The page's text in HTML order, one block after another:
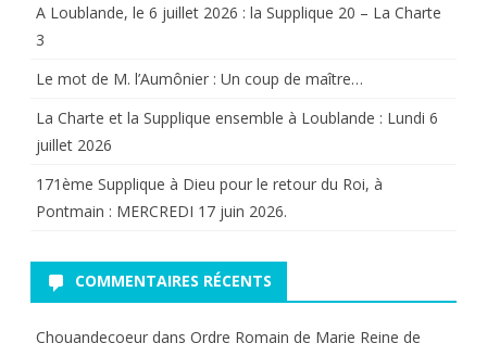
A Loublande, le 6 juillet 2026 : la Supplique 20 – La Charte
3
Le mot de M. l’Aumônier : Un coup de maître…
La Charte et la Supplique ensemble à Loublande : Lundi 6
juillet 2026
171ème Supplique à Dieu pour le retour du Roi, à
Pontmain : MERCREDI 17 juin 2026.
COMMENTAIRES RÉCENTS
Chouandecoeur dans Ordre Romain de Marie Reine de